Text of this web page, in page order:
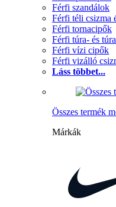
Férfi szandálok
Férfi téli csizma
Férfi tornacipők
Férfi túra- és
Férfi vízi cipők
Férfi vizálló
Láss többet...
Összes termék
Márkák